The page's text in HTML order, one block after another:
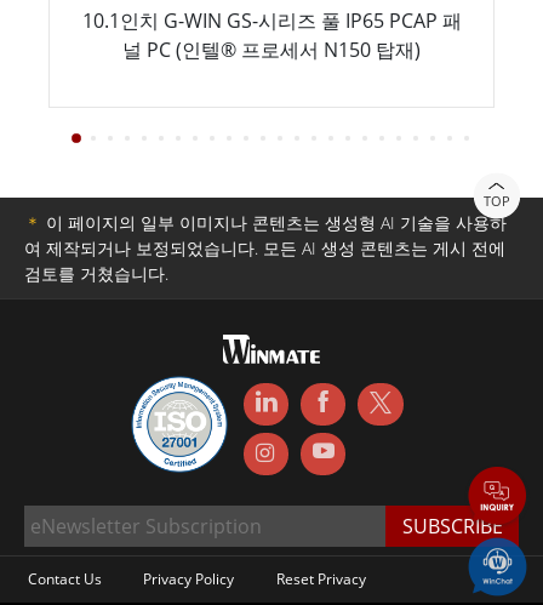
10.1인치 G-WIN GS-시리즈 풀 IP65 PCAP 패
널 PC (인텔® 프로세서 N150 탑재)
TOP
＊ 이 페이지의 일부 이미지나 콘텐츠는 생성형 AI 기술을 사용하
여 제작되거나 보정되었습니다. 모든 AI 생성 콘텐츠는 게시 전에
검토를 거쳤습니다.
Contact Us Privacy Policy Reset Privacy